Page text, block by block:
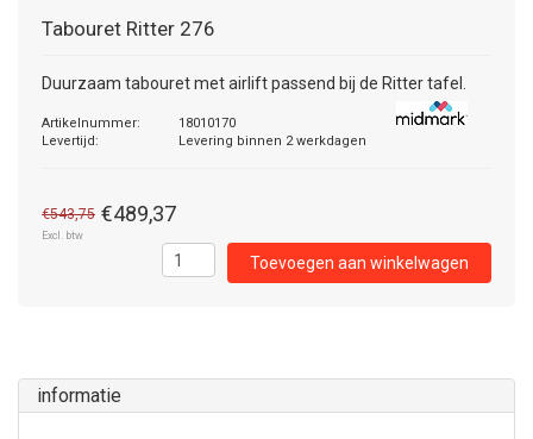
Tabouret Ritter 276
Duurzaam tabouret met airlift passend bij de Ritter tafel.
Artikelnummer:
18010170
Levertijd:
Levering binnen 2 werkdagen
€543,75 €489,37
Excl. btw
Toevoegen aan winkelwagen
informatie